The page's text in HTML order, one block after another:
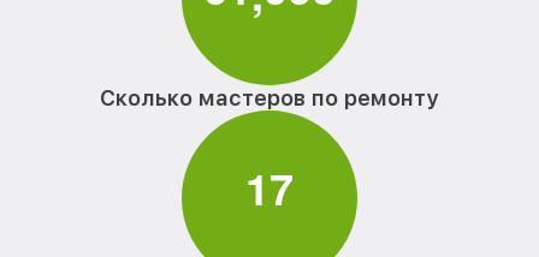
Сколько мастеров по ремонту
17